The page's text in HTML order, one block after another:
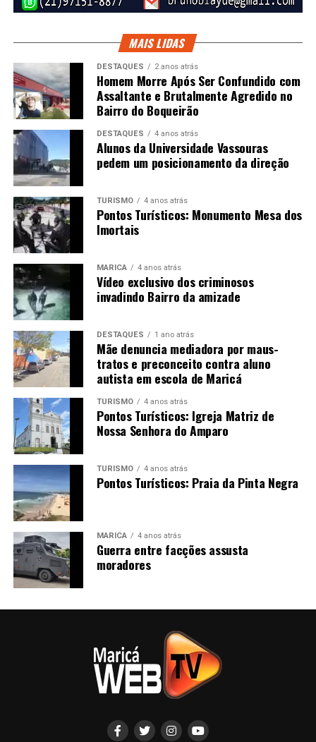
MAIS LIDAS
DESTAQUES 2 anos atrás
Homem Morre Após Ser Confundido com
Assaltante e Brutalmente Agredido no
Bairro do Boqueirão
DESTAQUES 4 anos atrás
Alunos da Universidade Vassouras
pedem um posicionamento da direção
TURISMO 4 anos atrás
Pontos Turísticos: Monumento Mesa dos
Imortais
MARICÁ 4 anos atrás
Vídeo exclusivo dos criminosos
invadindo Bairro da amizade
DESTAQUES 1 ano atrás
Mãe denuncia mediadora por maus-
tratos e preconceito contra aluno
autista em escola de Maricá
TURISMO 4 anos atrás
Pontos Turísticos: Igreja Matriz de
Nossa Senhora do Amparo
TURISMO 4 anos atrás
Pontos Turísticos: Praia da Pinta Negra
MARICÁ 4 anos atrás
Guerra entre facções assusta
moradores